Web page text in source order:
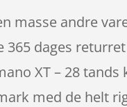
masse andre
365 dages
XT – 28 tands
med de helt